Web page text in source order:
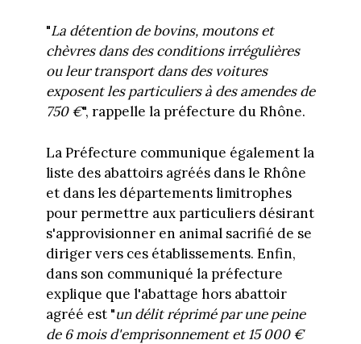
"La détention de bovins, moutons et
chèvres dans des conditions irrégulières
ou leur transport dans des voitures
exposent les particuliers à des amendes de
750 €", rappelle la préfecture du Rhône.
La Préfecture communique également la
liste des abattoirs agréés dans le Rhône
et dans les départements limitrophes
pour permettre aux particuliers désirant
s'approvisionner en animal sacrifié de se
diriger vers ces établissements. Enfin,
dans son communiqué la préfecture
explique que l'abattage hors abattoir
agréé est "un délit réprimé par une peine
de 6 mois d'emprisonnement et 15 000 €